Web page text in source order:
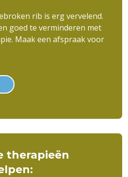
rib is erg vervelend.
goed te verminderen met
Maak een afspraak voor
therapieën